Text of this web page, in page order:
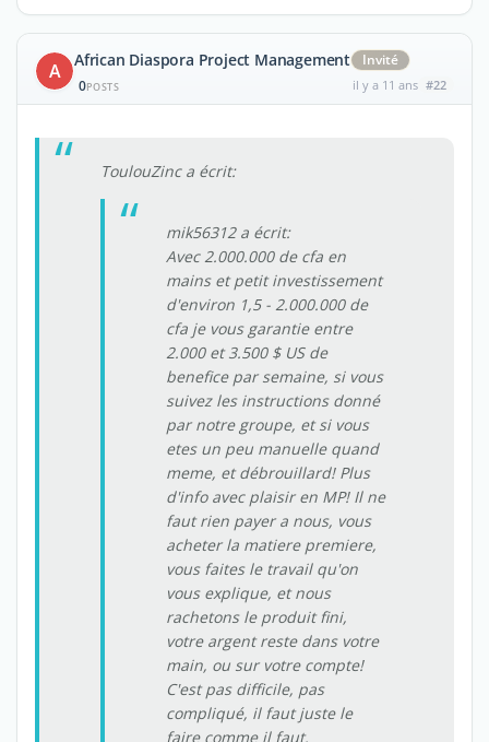
A African Diaspora Project Management
Invité
0POSTS il y a 11 ans #22
ToulouZinc a écrit:
mik56312 a écrit:
Avec 2.000.000 de cfa en
mains et petit investissement
d'environ 1,5 - 2.000.000 de
cfa je vous garantie entre
2.000 et 3.500 $ US de
benefice par semaine, si vous
suivez les instructions donné
par notre groupe, et si vous
etes un peu manuelle quand
meme, et débrouillard! Plus
d'info avec plaisir en MP! Il ne
faut rien payer a nous, vous
acheter la matiere premiere,
vous faites le travail qu'on
vous explique, et nous
rachetons le produit fini,
votre argent reste dans votre
main, ou sur votre compte!
C'est pas difficile, pas
compliqué, il faut juste le
faire comme il faut.